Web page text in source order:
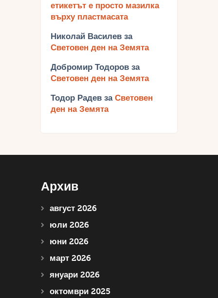
етикетът е просто мазилка
върху пластмасата
Николай Василев за
Световен ден на Земята
Добромир Тодоров за
Световен ден на Земята
Тодор Радев за Световен
ден на Земята
Архив
август 2026
юли 2026
юни 2026
март 2026
януари 2026
октомври 2025